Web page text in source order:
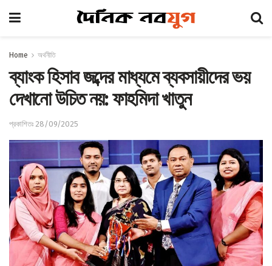
Home অর্থনীতি
ব্যাংক হিসাব জব্দের মাধ্যমে ব্যবসায়ীদের ভয়
দেখানো উচিত নয়: ফাহমিদা খাতুন
প্রকাশিতঃ 28/09/2025